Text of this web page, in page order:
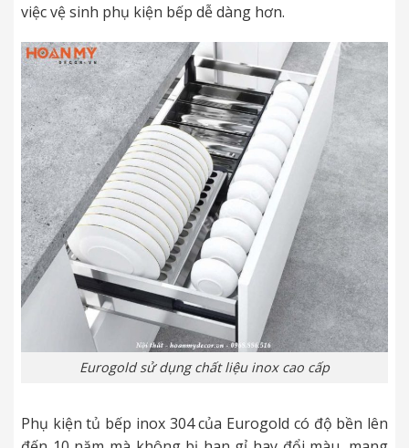
việc vệ sinh phụ kiện bếp dễ dàng hơn.
Eurogold sử dụng chất liệu inox cao cấp
Phụ kiện tủ bếp inox 304 của Eurogold có độ bền lên